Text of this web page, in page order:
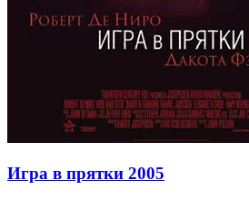
Игра в прятки 2005